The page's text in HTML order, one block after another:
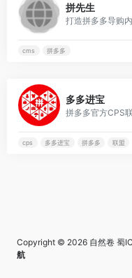
拼先生
打造拼多多导购
cms 拼多多
多多进宝
拼多多官方CPS
cps 多多进宝 拼多多 联盟
Copyright © 2026 自然卷 蜀
航